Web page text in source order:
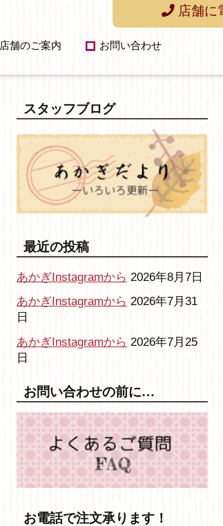
店舗のご案内 お問い合わせ
スタッフブログ
最近の投稿
あかぎInstagramから 2026年8月7日
あかぎInstagramから 2026年7月31
日
あかぎInstagramから 2026年7月25
日
お問い合わせの前に…
お電話で注文承ります！
店舗に